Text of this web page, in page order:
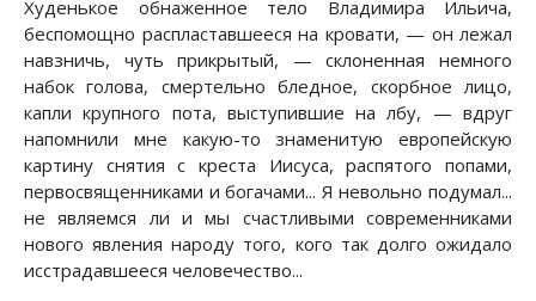
Худенькое обнаженное тело Владимира Ильича,
беспомощно распластавшееся на кровати, — он лежал
навзничь, чуть прикрытый, — склоненная немного
набок голова, смертельно бледное, скорбное лицо,
капли крупного пота, выступившие на лбу, — вдруг
напомнили мне какую-то знаменитую европейскую
картину снятия с креста Иисуса, распятого попами,
первосвященниками и богачами... Я невольно подумал...
не являемся ли и мы счастливыми современниками
нового явления народу того, кого так долго ожидало
исстрадавшееся человечество...